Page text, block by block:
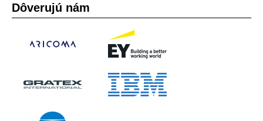
Dôverujú nám